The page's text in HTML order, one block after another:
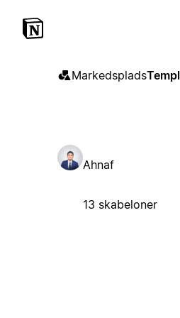
Markedsplads
Ahnaf
13 skabeloner